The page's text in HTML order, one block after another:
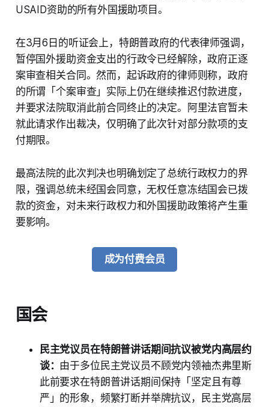
USAID资助的所有外国援助项目。
在3月6日的听证会上，特朗普政府的代表律师强调，
暂停国外援助资金支出的行政令已经解除，政府正逐
案审查相关合同。然而，起诉政府的律师则称，政府
的所谓「个案审查」实际上仍在继续推迟付款进度，
并要求法院取消此前合同终止的决定。阿里法官暂未
就此请求作出裁决，仅明确了此次针对部分款项的支
付期限。
最高法院的此次判决也明确划定了总统行政权力的界
限，强调总统未经国会同意，无权任意冻结国会已拨
款的资金，对未来行政权力和外国援助政策将产生重
要影响。
成为付费会员
国会
民主党议员在特朗普讲话期间抗议被党内高层约
谈： 由于多位民主党议员不顾党内领袖杰弗里斯
此前要求在特朗普讲话期间保持「坚定且有尊
严」的形象，频繁打断并举牌抗议，民主党高层